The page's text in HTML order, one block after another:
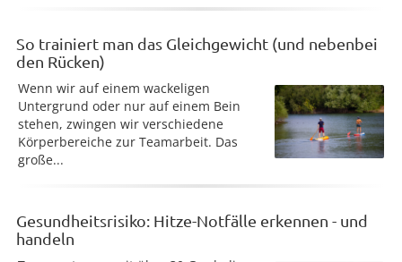
So trainiert man das Gleichgewicht (und nebenbei
den Rücken)
Wenn wir auf einem wackeligen
Untergrund oder nur auf einem Bein
stehen, zwingen wir verschiedene
Körperbereiche zur Teamarbeit. Das
große...
Gesundheitsrisiko: Hitze-Notfälle erkennen - und
handeln